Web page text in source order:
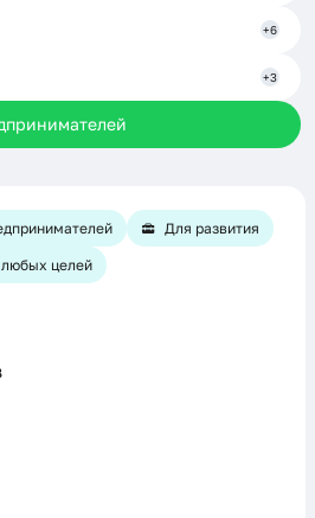
+6
+3
Для развития
целей